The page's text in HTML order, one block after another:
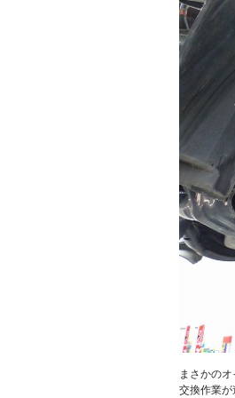
まさかの
交換作業が